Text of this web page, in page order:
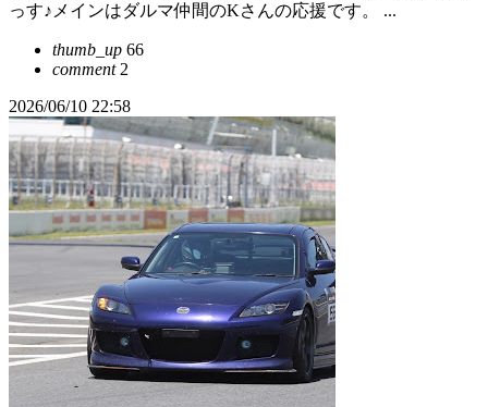
っす♪メインはダルマ仲間のKさんの応援です。 ...
thumb_up 66
comment2
2026/06/10 22:58